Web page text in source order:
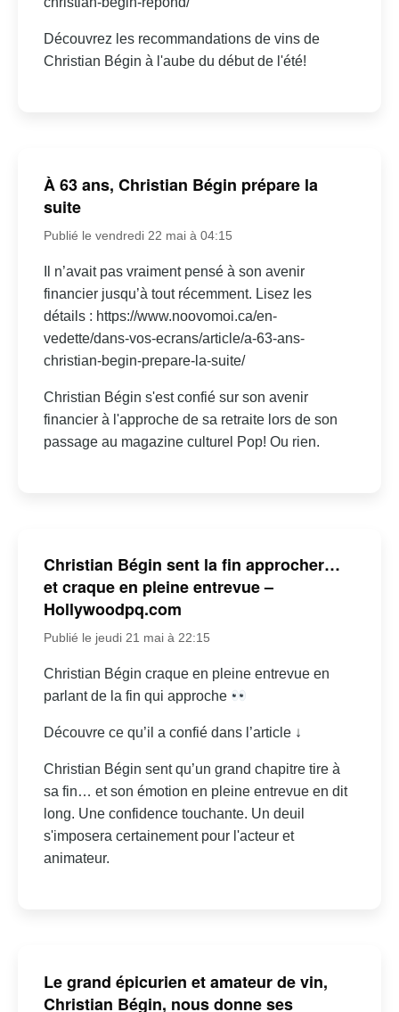
Découvrez les recommandations de vins de
Christian Bégin à l'aube du début de l'été!
À 63 ans, Christian Bégin prépare la
suite
Publié le vendredi 22 mai à 04:15
Il n’avait pas vraiment pensé à son avenir
financier jusqu’à tout récemment. Lisez les
détails : https://www.noovomoi.ca/en-
vedette/dans-vos-ecrans/article/a-63-ans-
christian-begin-prepare-la-suite/
Christian Bégin s'est confié sur son avenir
financier à l'approche de sa retraite lors de son
passage au magazine culturel Pop! Ou rien.
Christian Bégin sent la fin approcher…
et craque en pleine entrevue –
Hollywoodpq.com
Publié le jeudi 21 mai à 22:15
Christian Bégin craque en pleine entrevue en
parlant de la fin qui approche
Découvre ce qu’il a confié dans l’article ↓
Christian Bégin sent qu’un grand chapitre tire à
sa fin… et son émotion en pleine entrevue en dit
long. Une confidence touchante. Un deuil
s'imposera certainement pour l'acteur et
animateur.
Le grand épicurien et amateur de vin,
Christian Bégin, nous donne ses